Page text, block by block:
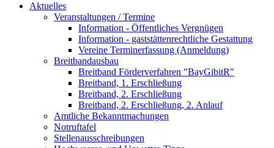
Aktuelles
Veranstaltungen / Termine
Information - Öffentliches Vergnügen
Information - gaststättenrechtliche Gestattung
Vereine Terminerfassung (Anmeldung)
Breitbandausbau
Breitband Förderverfahren "BayGibitR"
Breitband, 1. Erschließung
Breitband, 2. Erschließung
Breitband, 2. Erschließung, 2. Anlauf
Amtliche Bekanntmachungen
Notruftafel
Stellenausschreibungen